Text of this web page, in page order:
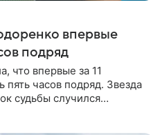
впервые
подряд
что впервые за 11
пять часов подряд. Звезда
судьбы случился